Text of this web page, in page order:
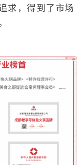
求，得到了市场